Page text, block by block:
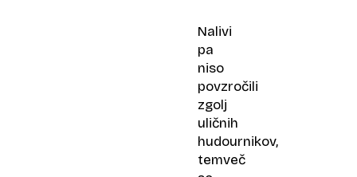
Nalivi
pa
niso
povzročili
zgolj
uličnih
hudournikov,
temveč